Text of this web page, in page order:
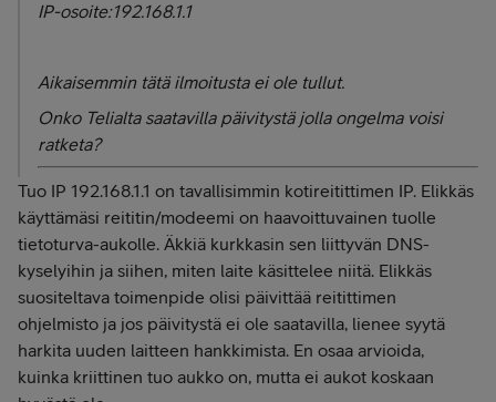
IP-osoite:192.168.1.1
Aikaisemmin tätä ilmoitusta ei ole tullut.
Onko Telialta saatavilla päivitystä jolla ongelma voisi
ratketa?
Tuo IP 192.168.1.1 on tavallisimmin kotireitittimen IP. Elikkäs
käyttämäsi reititin/modeemi on haavoittuvainen tuolle
tietoturva-aukolle. Äkkiä kurkkasin sen liittyvän DNS-
kyselyihin ja siihen, miten laite käsittelee niitä. Elikkäs
suositeltava toimenpide olisi päivittää reitittimen
ohjelmisto ja jos päivitystä ei ole saatavilla, lienee syytä
harkita uuden laitteen hankkimista. En osaa arvioida,
kuinka kriittinen tuo aukko on, mutta ei aukot koskaan